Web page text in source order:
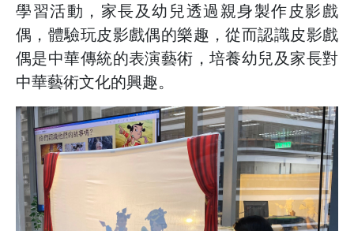
學習活動，家長及幼兒透過親身製作皮影戲
偶，體驗玩皮影戲偶的樂趣，從而認識皮影戲
偶是中華傳統的表演藝術，培養幼兒及家長對
中華藝術文化的興趣。